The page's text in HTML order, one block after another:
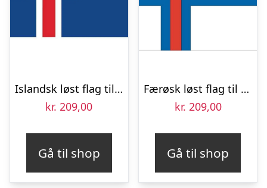
Islandsk løst flag til 40 cm bordflag
kr. 209,00
Gå til shop
Færøsk løst flag til 40 cm bordflag
kr. 209,00
Gå til shop